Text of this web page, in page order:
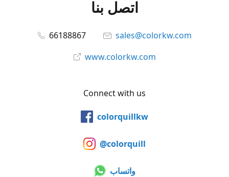
اتصل بنا
66188867
sales@colorkw.com
www.colorkw.com
Connect with us
colorquillkw
@colorquill
واتساب